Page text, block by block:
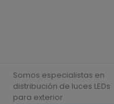
Somos especialistas en
distribución de luces LEDs
para exterior